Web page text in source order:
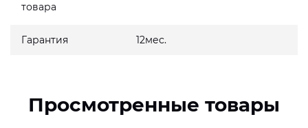
товара
Гарантия 12мес.
Просмотренные товары